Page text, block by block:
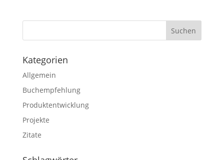
Kategorien
Allgemein
Buchempfehlung
Produktentwicklung
Projekte
Zitate